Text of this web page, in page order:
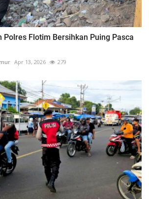
Polres Flotim Bersihkan Puing Pasca
Apr 13, 2026 279